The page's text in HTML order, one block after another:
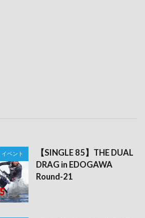
イベント
【SINGLE 85】THE DUAL
DRAG in EDOGAWA
Round-21